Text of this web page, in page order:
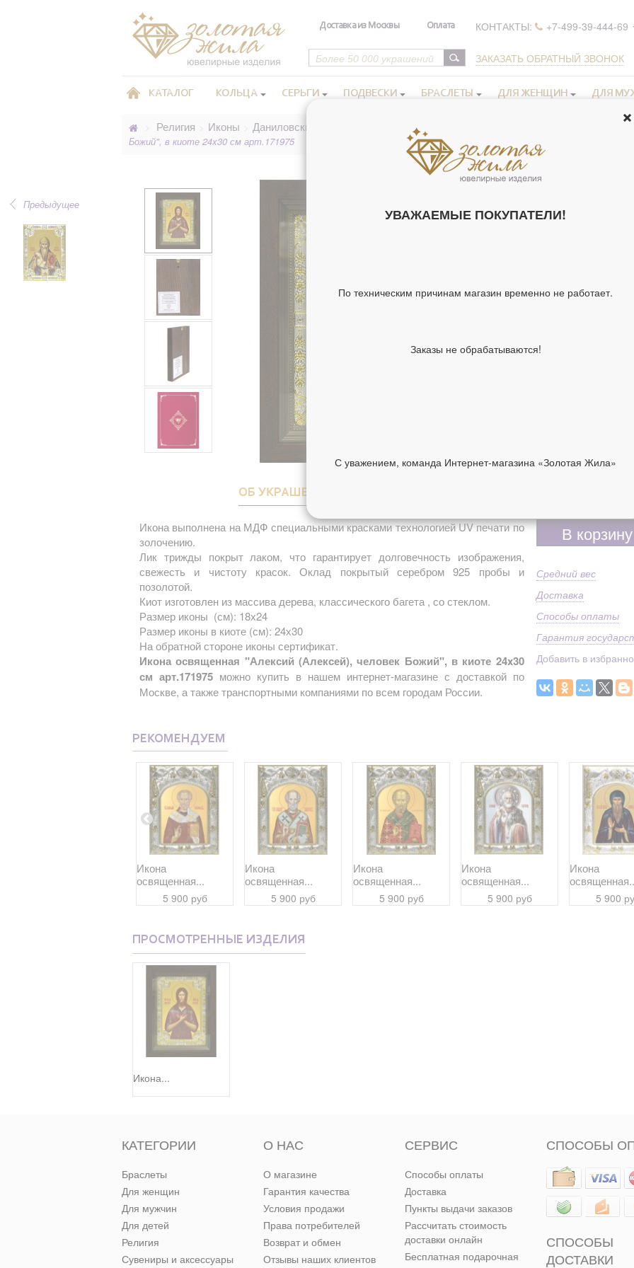
Доставка из Москвы Оплата КОНТАКТЫ: +7-499-39-444-69
ЗАКАЗАТЬ ОБРАТНЫЙ ЗВОНОК
КАТАЛОГ КОЛЬЦА СЕРЬГИ ПОДВЕСКИ БРАСЛЕТЫ ДЛЯ ЖЕНЩИН ДЛЯ
Религия Иконы Даниловские иконы в серебряном окладе
Божий", в киоте 24x30 см арт.171975
Предыдущее
ОБ УКРАШЕНИИ
Икона выполнена на МДФ специальными красками технологией UV печати по
золочению.
Лик трижды покрыт лаком, что гарантирует долговечность изображения,
свежесть и чистоту красок. Оклад покрытый серебром 925 пробы и
позолотой.
Киот изготовлен из массива дерева, классического багета , со стеклом.
Размер иконы (см): 18х24
Размер иконы в киоте (см): 24х30
На обратной стороне иконы сертификат.
Икона освященная "Алексий (Алексей), человек Божий", в киоте 24x30
см арт.171975можно купить в нашем интернет-магазине с доставкой по
Москве, а также транспортными компаниями по всем городам России.
ИКОНА
(АЛЕКСЕЙ),
КИОТЕ
Высота киота,
Дополнительно
В корзину
Средний вес
Доставка
Способы оплаты
Гарантия
Добавить в
РЕКОМЕНДУЕМ
Икона
освященная...
5 900 руб
Икона
освященная...
5 900 руб
Икона
освященная...
5 900 руб
Икона
освященная...
5 900 руб
Икона
5 900
ПРОСМОТРЕННЫЕ ИЗДЕЛИЯ
Икона...
КАТЕГОРИИ
Браслеты
Для женщин
Для мужчин
Для детей
Религия
Сувениры и аксессуары
О НАС
О магазине
Гарантия качества
Условия продажи
Права потребителей
Возврат и обмен
Отзывы наших клиентов
СЕРВИС
Способы оплаты
Доставка
Пункты выдачи заказов
Рассчитать стоимость
доставки онлайн
Бесплатная подарочная
СПОСОБЫ
СПОСОБЫ
ДОСТАВКИ
УВАЖАЕМЫЕ ПОКУПАТЕЛИ!
По техническим причинам магазин временно не работает.
Заказы не обрабатываются!
С уважением, команда Интернет-магазина «Золотая Жила»